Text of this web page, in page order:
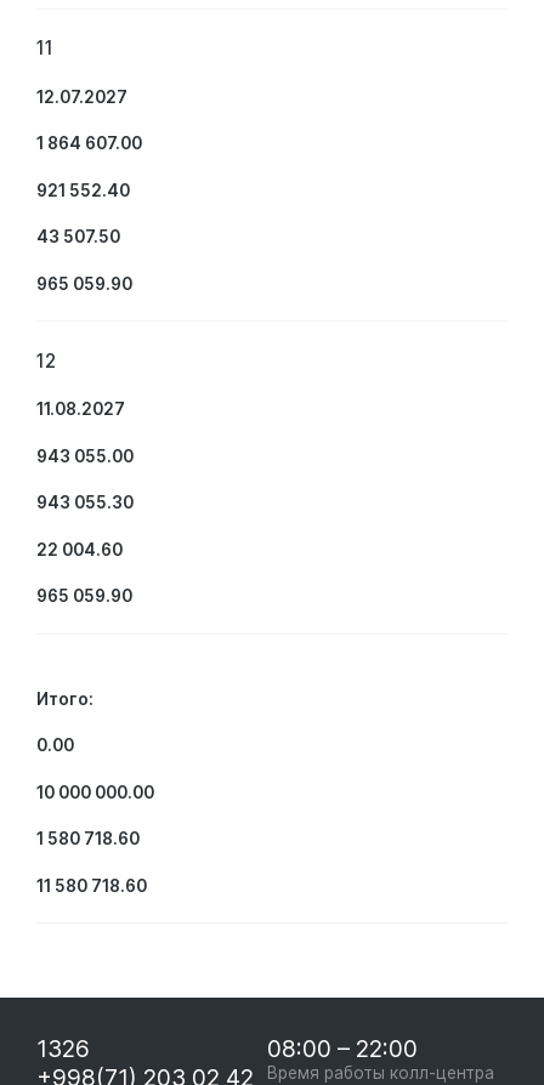
11
12.07.2027
1 864 607.00
921 552.40
43 507.50
965 059.90
12
11.08.2027
943 055.00
943 055.30
22 004.60
965 059.90
Итого:
0.00
10 000 000.00
1 580 718.60
11 580 718.60
1326
+998(71) 203 02 42
08:00 – 22:00
Время работы колл-центра